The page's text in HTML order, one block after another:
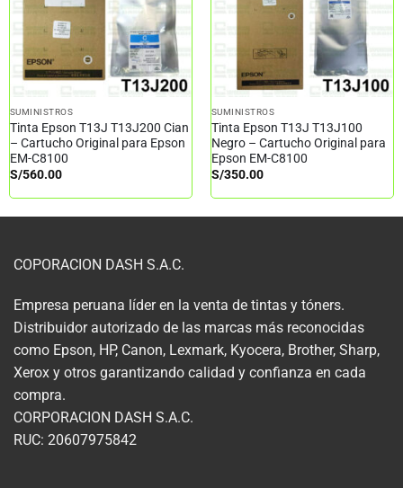
SUMINISTROS
Tinta Epson T13J T13J200 Cian
– Cartucho Original para Epson
EM-C8100
S/560.00
SUMINISTROS
Tinta Epson T13J T13J100
Negro – Cartucho Original para
Epson EM-C8100
S/350.00
COPORACION DASH S.A.C.
Empresa peruana líder en la venta de tintas y tóners.
Distribuidor autorizado de las marcas más reconocidas
como Epson, HP, Canon, Lexmark, Kyocera, Brother, Sharp,
Xerox y otros garantizando calidad y confianza en cada
compra.
CORPORACION DASH S.A.C.
RUC: 20607975842